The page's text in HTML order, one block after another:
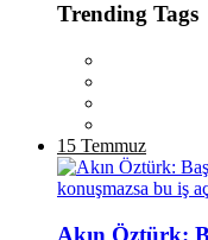
Trending Tags
15 Temmuz
Akın Öztürk: